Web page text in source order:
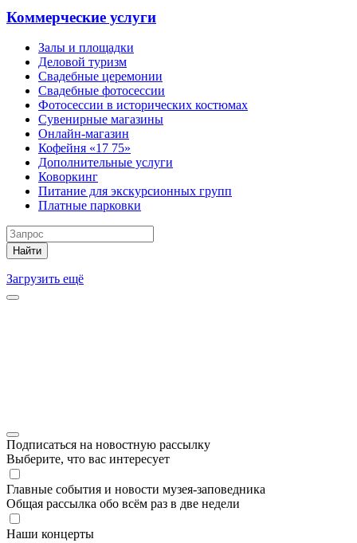
Коммерческие услуги
Залы и площадки
Деловой туризм
Свадебные церемонии
Свадебные фотосессии
Фотосессии в исторических костюмах
Сувенирные магазины
Онлайн-магазин
Кофейня «17 75»
Дополнительные услуги
Коворкинг
Питание для экскурсионных групп
Платные парковки
Найти
Загрузить ещё
Подписаться на новостную рассылку
Выберите, что вас интересует
Главные события и новости музея-заповедника
Общая рассылка обо всём раз в две недели
Наши концерты